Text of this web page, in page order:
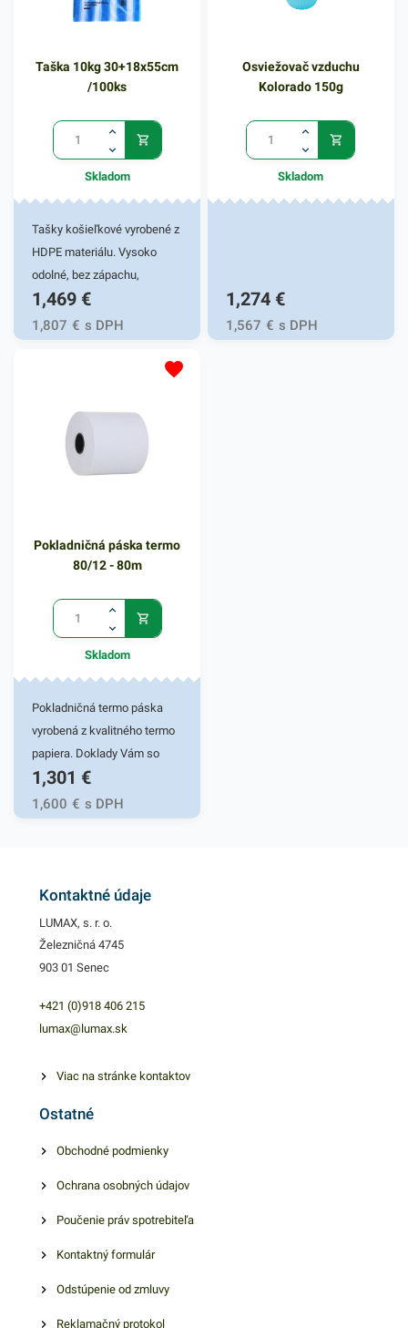
25 ks bloku. Objem: 60l
Taška 10kg 30+18x55cm
/100ks
Skladom
Tašky košieľkové vyrobené z
HDPE materiálu. Vysoko
odolné, bez zápachu,
recyklovateľné tašky so
širokým využitím. Nakoľko
nie sú toxické, sú výborne
pečiva a iných produktov.
Výhodné pre maloobchody -
aj napriek vysokej spotrebe
je recyklovateľné HDPE
odtrhávacieRozmer:
30+18x55cmFarba: bielo-
1,469 €
1,807 € s DPH
Osviežovač vzduchu
Kolorado 150g
Skladom
1,274 €
1,567 € s DPH
Pokladničná páska termo
80/12 - 80m
Skladom
Pokladničná termo páska
vyrobená z kvalitného termo
papiera. Doklady Vám so
správnym skladovaním
zaručia čitateľnosť 5 rokov.
Vhodné do registračných
zariadení, meracích
a pod. Rozmer 80/80/12 mm
1,301 €
1,600 € s DPH
Kontaktné údaje
LUMAX, s. r. o.
Železničná 4745
903 01 Senec
+421 (0)918 406 215
lumax@lumax.sk
Viac na stránke kontaktov
Ostatné
Obchodné podmienky
Ochrana osobných údajov
Poučenie práv spotrebiteľa
Kontaktný formulár
Odstúpenie od zmluvy
Reklamačný protokol